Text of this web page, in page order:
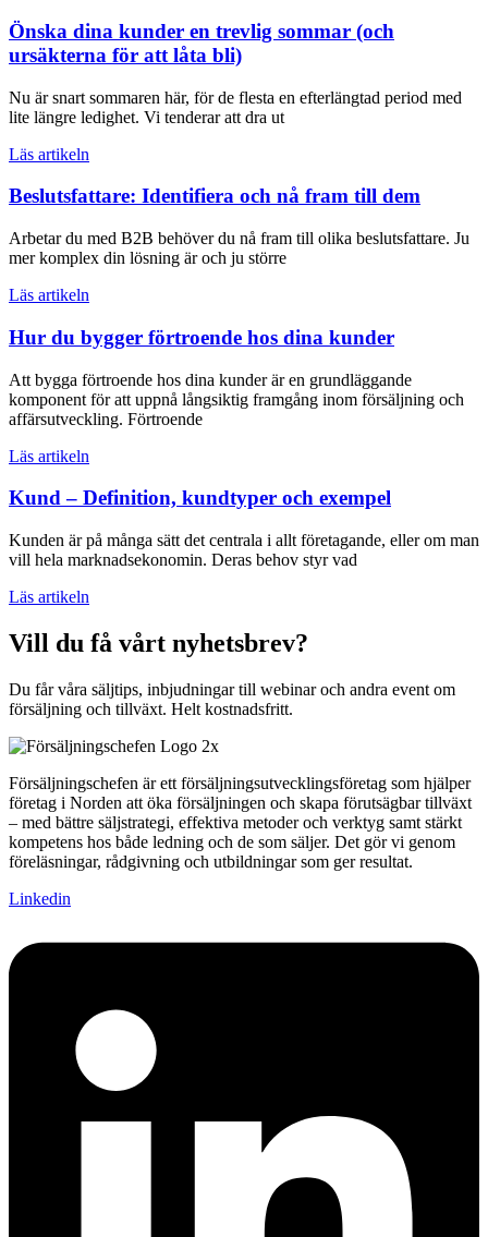
Önska dina kunder en trevlig sommar (och
ursäkterna för att låta bli)
Nu är snart sommaren här, för de flesta en efterlängtad period med
lite längre ledighet. Vi tenderar att dra ut
Läs artikeln
Beslutsfattare: Identifiera och nå fram till dem
Arbetar du med B2B behöver du nå fram till olika beslutsfattare. Ju
mer komplex din lösning är och ju större
Läs artikeln
Hur du bygger förtroende hos dina kunder
Att bygga förtroende hos dina kunder är en grundläggande
komponent för att uppnå långsiktig framgång inom försäljning och
affärsutveckling. Förtroende
Läs artikeln
Kund – Definition, kundtyper och exempel
Kunden är på många sätt det centrala i allt företagande, eller om man
vill hela marknadsekonomin. Deras behov styr vad
Läs artikeln
Vill du få vårt nyhetsbrev?
Du får våra säljtips, inbjudningar till webinar och andra event om
försäljning och tillväxt. Helt kostnadsfritt.
Försäljningschefen är ett försäljningsutvecklingsföretag som hjälper
företag i Norden att öka försäljningen och skapa förutsägbar tillväxt
– med bättre säljstrategi, effektiva metoder och verktyg samt stärkt
kompetens hos både ledning och de som säljer. Det gör vi genom
föreläsningar, rådgivning och utbildningar som ger resultat.
Linkedin